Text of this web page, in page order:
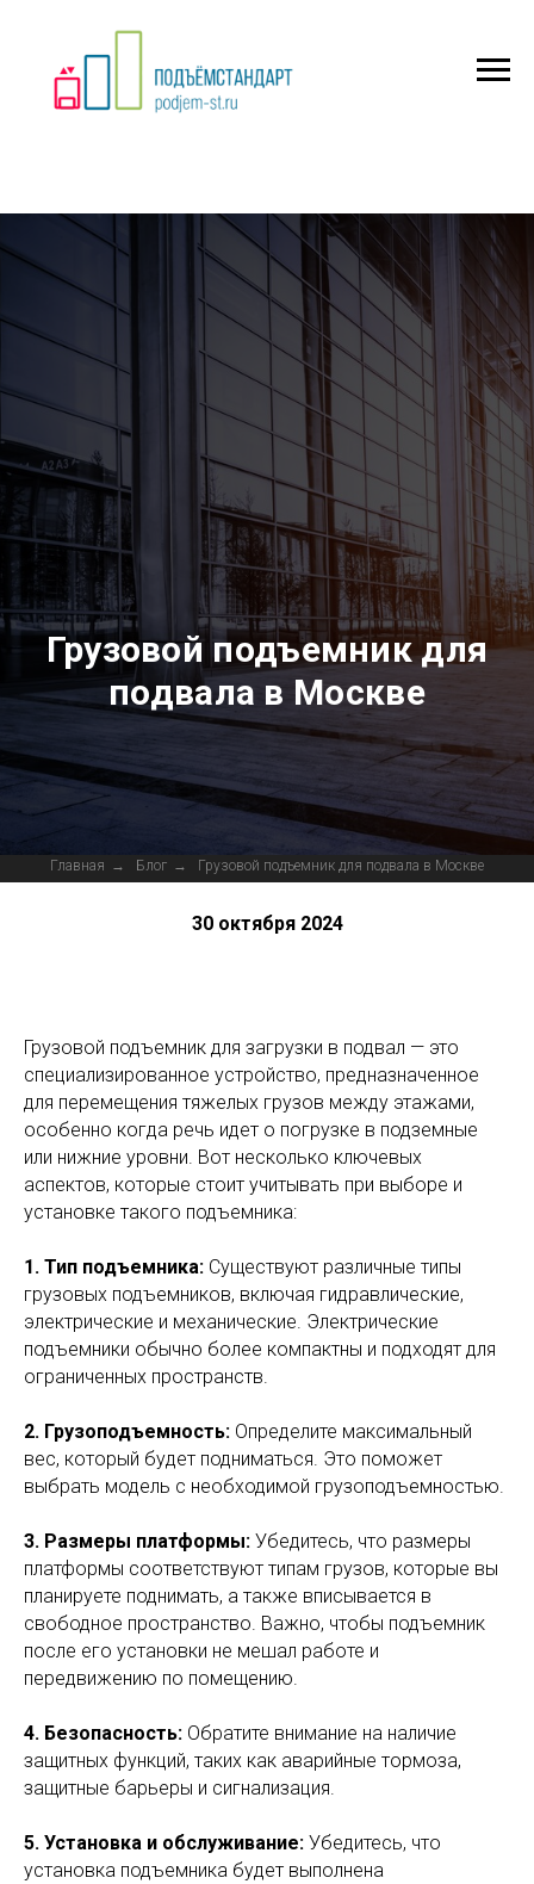
Грузовой подъемник для
подвала в Москве
Главная → Блог → Грузовой подъемник для подвала в Москве
30 октября 2024
Грузовой подъемник для загрузки в подвал — это
специализированное устройство, предназначенное
для перемещения тяжелых грузов между этажами,
особенно когда речь идет о погрузке в подземные
или нижние уровни. Вот несколько ключевых
аспектов, которые стоит учитывать при выборе и
установке такого подъемника:
1. Тип подъемника: Существуют различные типы
грузовых подъемников, включая гидравлические,
электрические и механические. Электрические
подъемники обычно более компактны и подходят для
ограниченных пространств.
2. Грузоподъемность: Определите максимальный
вес, который будет подниматься. Это поможет
выбрать модель с необходимой грузоподъемностью.
3. Размеры платформы: Убедитесь, что размеры
платформы соответствуют типам грузов, которые вы
планируете поднимать, а также вписывается в
свободное пространство. Важно, чтобы подъемник
после его установки не мешал работе и
передвижению по помещению.
4. Безопасность: Обратите внимание на наличие
защитных функций, таких как аварийные тормоза,
защитные барьеры и сигнализация.
5. Установка и обслуживание: Убедитесь, что
установка подъемника будет выполнена